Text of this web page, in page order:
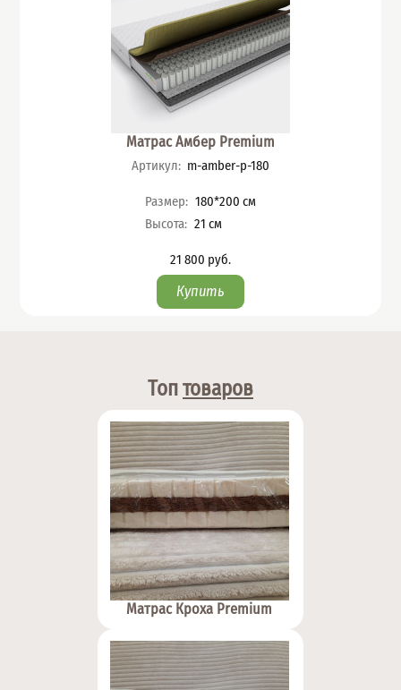
Матрас Амбер Premium
Артикул: m-amber-p-180
Характеристики
Размер: 180*200 см
Высота: 21 см
Цена
21 800 руб.
Топтоваров
Матрас Кроха Premium